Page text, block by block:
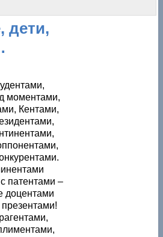
дети,
моментами,
Кентами,
патентами –
доцентами
презентами!